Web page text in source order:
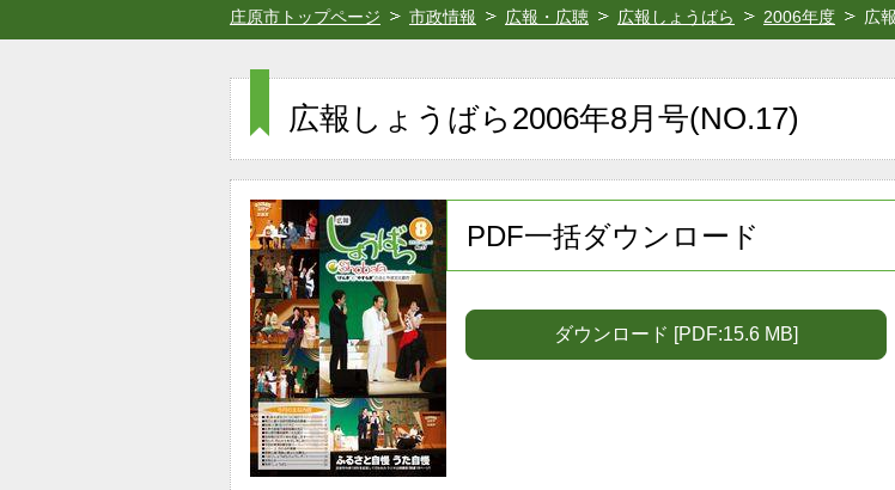
庄原市トップページ 市政情報 広報・広聴 広報しょうばら 2006年度 広
広報しょうばら2006年8月号(NO.17)
PDF一括ダウンロード
ダウンロード [PDF:15.6 MB]